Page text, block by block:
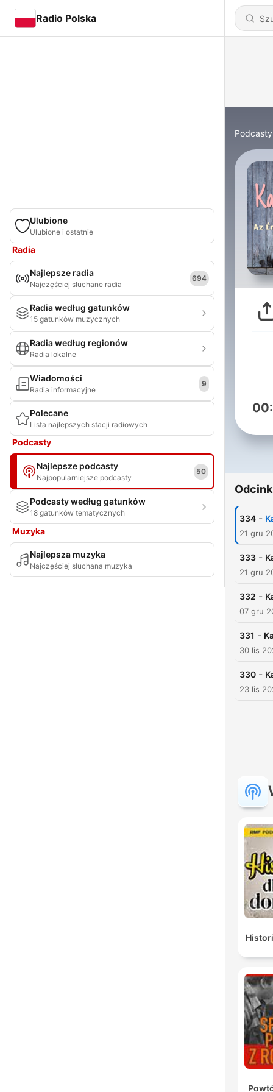
Radio Polska
Ulubione
Ulubione i ostatnie
Radia
Najlepsze radia
Najczęściej słuchane radia
694
Radia według gatunków
15 gatunków muzycznych
Radia według regionów
Radia lokalne
Wiadomości
Radia informacyjne
9
Polecane
Lista najlepszych stacji radiowych
Podcasty
Najlepsze podcasty
Najpopularniejsze podcasty
50
Podcasty według gatunków
18 gatunków tematycznych
Muzyka
Najlepsza muzyka
Najczęściej słuchana muzyka
Podcasty
334 -
21 gru
333 -
21 gru
332 -
07 gru
331 -
30 lis
330 -
23 lis